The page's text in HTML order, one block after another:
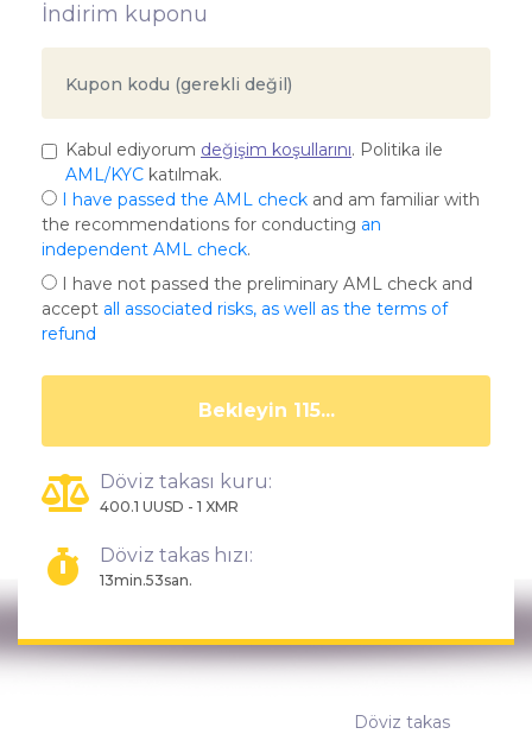
İndirim kuponu
Kabul ediyorum değişim koşullarını. Politika ile
AML/KYC katılmak.
I have passed the AML check and am familiar with
the recommendations for conducting an
independent AML check.
I have not passed the preliminary AML check and
accept all associated risks, as well as the terms of
refund
Bekleyin 111...
Döviz takası kuru:
400.1 UUSD - 1 XMR
Döviz takas hızı:
13min.53san.
Döviz takas